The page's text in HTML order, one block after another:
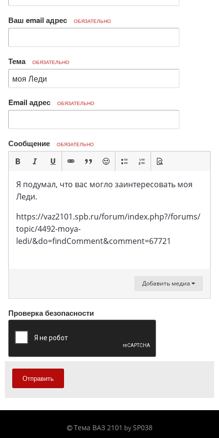
Ваш email адрес ОБЯЗАТЕЛЬНО
Тема ОБЯЗАТЕЛЬНО
Email адрес ОБЯЗАТЕЛЬНО
Сообщение ОБЯЗАТЕЛЬНО
Я подумал, что вас могло заинтересовать моя
Леди.
https://vaz2101.spb.ru/forum/index.php?/forums/
topic/4492-moya-
ledi/&do=findComment&comment=67721
Добавить медиа
Проверка безопасности
Отправить
Тема ВАЗ 2101 by SP038